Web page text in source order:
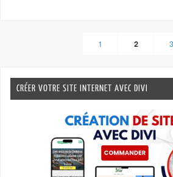
1 2 3
CRÉER VOTRE SITE INTERNET AVEC DIVI